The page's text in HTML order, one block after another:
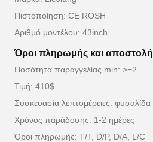
Πιστοποίηση: CE ROSH
Αριθμό μοντέλου: 43inch
Όροι πληρωμής και
Ποσότητα παραγγελίας min: >=2
Τιμή: 410$
Συσκευασία λεπτομέρειες: φυσαλίδα
Χρόνος παράδοσης: 1-2 ημέρες
Όροι πληρωμής: T/T, D/P, D/A, L/C